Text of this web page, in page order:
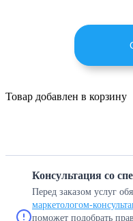
Товар добавлен в корзину
Консультация со
Перед заказом услуг
маркетологом-
поможет подобрать